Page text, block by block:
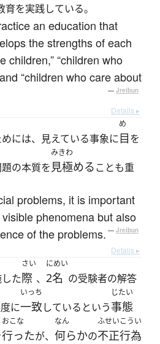
を実践している。
an education that
the strengths of each
children,” “children who
“children who care about
— Jreibun
Details ▸
には、見えている事象に
め
目を
の本質を
みきわ
見極めることも重
problems, it is important
phenomena but also
of the problems. — Jreibun
Details ▸
た
さい
際 、
にめい
2名 の受験者の解答
に
いっち
一致しているという
じたい
事態
おこな
行ったが、
なん
何らかの
ふせいこうい
不正行為